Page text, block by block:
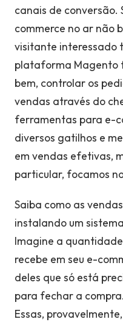
canais de conversão.
commerce no ar não
visitante interessado
plataforma Magento
bem, controlar os
vendas através do
ferramentas para e-
diversos gatilhos e
em vendas efetivas,
particular, focamos
Saiba como as
instalando um
Imagine a
recebe em seu e-
deles que só está
para fechar a
Essas,